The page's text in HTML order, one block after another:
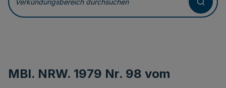
Verkündungsbereich durchsuchen
MBl. NRW. 1979 Nr. 98 vom